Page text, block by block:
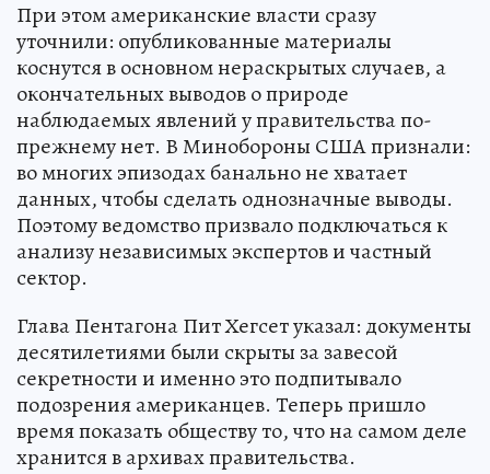
При этом американские власти сразу
уточнили: опубликованные материалы
коснутся в основном нераскрытых случаев, а
окончательных выводов о природе
наблюдаемых явлений у правительства по-
прежнему нет. В Минобороны США признали:
во многих эпизодах банально не хватает
данных, чтобы сделать однозначные выводы.
Поэтому ведомство призвало подключаться к
анализу независимых экспертов и частный
сектор.
Глава Пентагона Пит Хегсет указал: документы
десятилетиями были скрыты за завесой
секретности и именно это подпитывало
подозрения американцев. Теперь пришло
время показать обществу то, что на самом деле
хранится в архивах правительства.